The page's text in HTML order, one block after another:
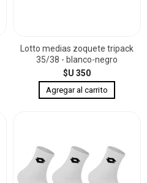
Lotto medias zoquete tripack
35/38 - blanco-negro
$U 350